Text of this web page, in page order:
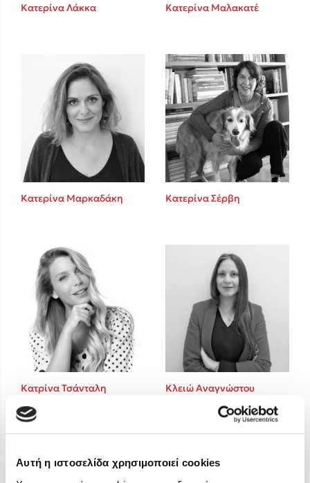
Αυτή η ιστοσελίδα χρησιμοποιεί cookies
Δημοφιλείς Συγγραφείς
Φυστίκι ΠουΚυλάει
Παύλος Καστανάς
El Sombrero
Στέφανος Ξενάκης
Sebastian Fitzek
Lucinda Riley
Mimi Matthews
Benzamin Bécue
Rebecca Yarros
Teo Benedetti
Τζένη Κουτσοδημητροπούλου
Ali Hazelwood
Cori Doerrfeld
Pierdomenico Baccalario
Δανάη Ιμπραχήμ
Κατερίνα Λάκκα Κατερίνα Μαλακατέ
Κατερίνα Μαρκαδάκη Κατερίνα Σέρβη
Κατρίνα Τσάνταλη Κλειώ Αναγνώστου